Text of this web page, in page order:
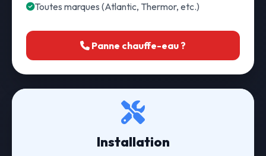
Toutes marques (Atlantic, Thermor, etc.)
Panne chauffe-eau ?
Installation